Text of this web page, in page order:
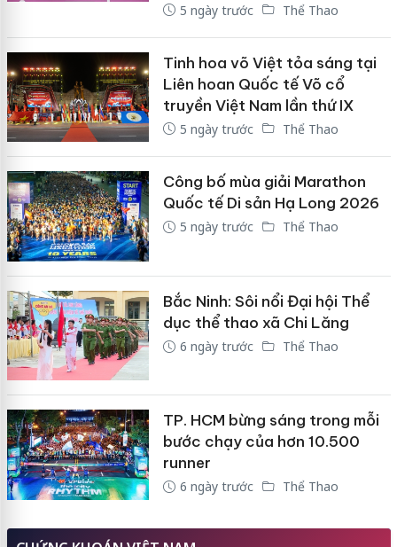
5 ngày trước Thể Thao
Tinh hoa võ Việt tỏa sáng tại
Liên hoan Quốc tế Võ cổ
truyền Việt Nam lần thứ IX
5 ngày trước Thể Thao
Công bố mùa giải Marathon
Quốc tế Di sản Hạ Long 2026
5 ngày trước Thể Thao
Bắc Ninh: Sôi nổi Đại hội Thể
dục thể thao xã Chi Lăng
6 ngày trước Thể Thao
TP. HCM bừng sáng trong mỗi
bước chạy của hơn 10.500
runner
6 ngày trước Thể Thao